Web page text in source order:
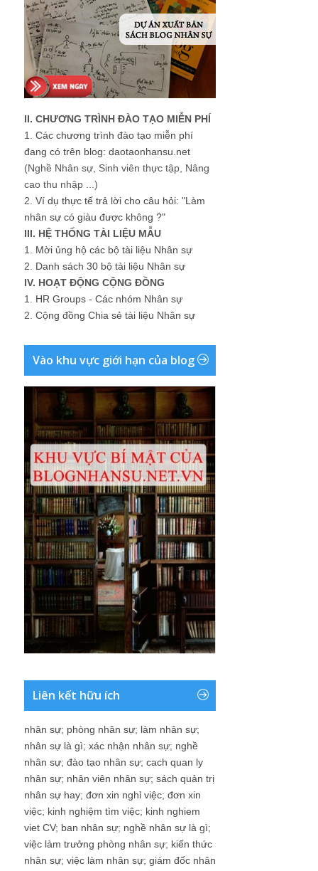
II. CHƯƠNG TRÌNH ĐÀO TẠO MIỄN PHÍ
1. Các chương trình đào tạo miễn phí
đang có trên blog: daotaonhansu.net
(Nghề Nhân sự, Sinh viên thực tập, Nâng
cao thu nhập ...)
2. Ví dụ thực tế trả lời cho câu hỏi: "Làm
nhân sự có giàu được không ?"
III. HỆ THỐNG TÀI LIỆU MẪU
1. Mời ủng hộ các bộ tài liệu Nhân sự
2. Danh sách 30 bộ tài liệu Nhân sự
IV. HOẠT ĐỘNG CỘNG ĐỒNG
1. HR Groups - Các nhóm Nhân sự
2. Cộng đồng Chia sẻ tài liệu Nhân sự
Vào khu vực giới hạn của blog
Liên kết hữu ích
nhân sự; phòng nhân sự; làm nhân sự;
nhân sự là gì; xác nhận nhân sự; nghề
nhân sự; đào tạo nhân sự; cach quan ly
nhân sự; nhân viên nhân sự; sách quản trị
nhân sự hay; đơn xin nghỉ việc; đơn xin
việc; kinh nghiệm tìm việc; kinh nghiem
viet CV; ban nhân sự; nghề nhân sự là gì;
việc làm trưởng phòng nhân sự; kiến thức
nhân sự; việc làm nhân sự; giám đốc nhân